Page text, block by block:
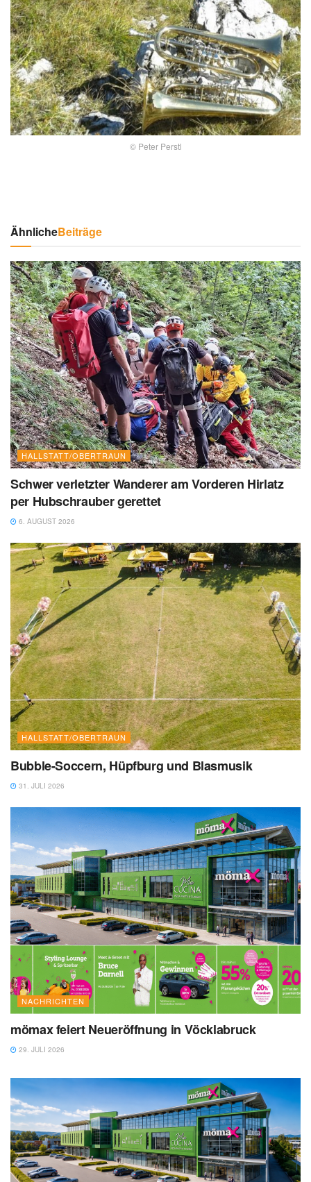
© Peter Perstl
ÄhnlicheBeiträge
HALLSTATT/OBERTRAUN
Schwer verletzter Wanderer am Vorderen Hirlatz
per Hubschrauber gerettet
6. AUGUST 2026
HALLSTATT/OBERTRAUN
Bubble-Soccern, Hüpfburg und Blasmusik
31. JULI 2026
NACHRICHTEN
mömax feiert Neueröffnung in Vöcklabruck
29. JULI 2026